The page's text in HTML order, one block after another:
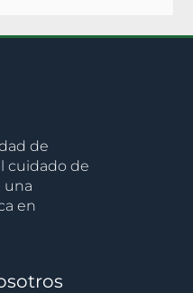
de
cuidado de
una
en